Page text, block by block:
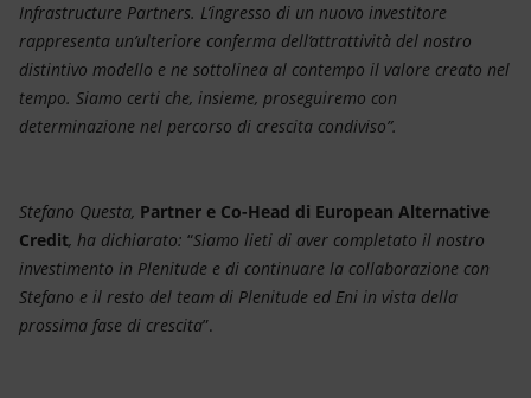
Infrastructure Partners. L’ingresso di un nuovo investitore
rappresenta un’ulteriore conferma dell’attrattività del nostro
distintivo modello e ne sottolinea al contempo il valore creato nel
tempo. Siamo certi che, insieme, proseguiremo con
determinazione nel percorso di crescita condiviso”.
Stefano Questa, Partner e Co-Head di European Alternative
Credit, ha dichiarato: “Siamo lieti di aver completato il nostro
investimento in Plenitude e di continuare la collaborazione con
Stefano e il resto del team di Plenitude ed Eni in vista della
prossima fase di crescita”.